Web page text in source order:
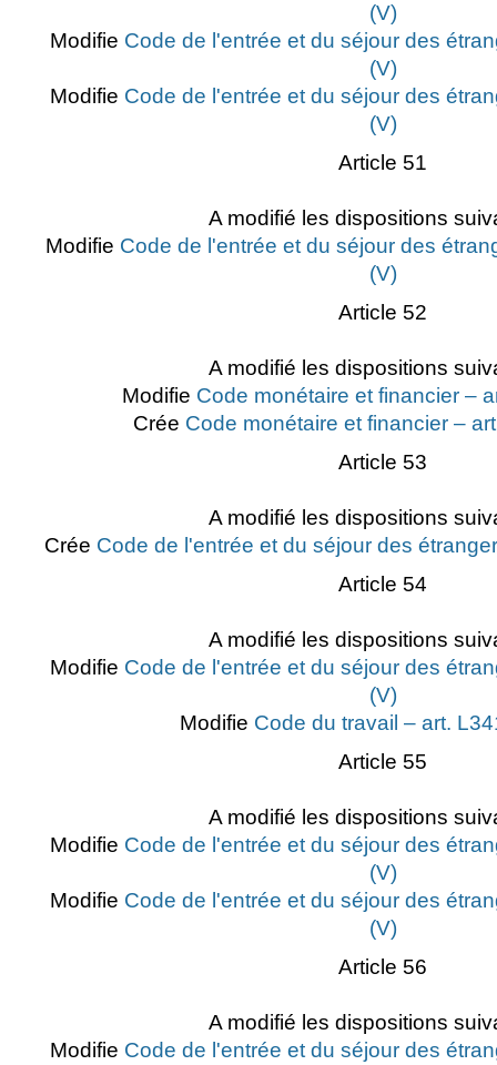
(V)
Modifie Code de l'entrée et du séjour des
(V)
Modifie Code de l'entrée et du séjour des
(V)
Article 51
A modifié les dispositions
Modifie Code de l'entrée et du séjour des
(V)
Article 52
A modifié les dispositions
Modifie Code monétaire et financier –
Crée Code monétaire et financier –
Article 53
A modifié les dispositions
Crée Code de l'entrée et du séjour des
Article 54
A modifié les dispositions
Modifie Code de l'entrée et du séjour des
(V)
Modifie Code du travail – art.
Article 55
A modifié les dispositions
Modifie Code de l'entrée et du séjour des
(V)
Modifie Code de l'entrée et du séjour des
(V)
Article 56
A modifié les dispositions
Modifie Code de l'entrée et du séjour des